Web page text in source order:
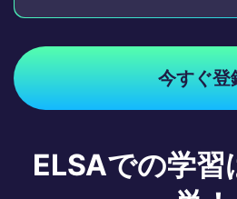
今すぐ登
ELSAでの学